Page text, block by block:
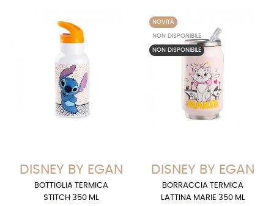
DISNEY BY EGAN
BOTTIGLIA TERMICA
STITCH 350 ML
NOVITÀ
NON DISPONIBILE
NON DISPONIBILE
DISNEY BY EGAN
BORRACCIA TERMICA
LATTINA MARIE 350 ML